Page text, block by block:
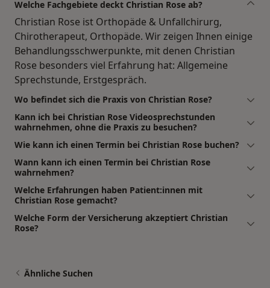
Welche Fachgebiete deckt Christian Rose ab?
Christian Rose ist Orthopäde & Unfallchirurg,
Chirotherapeut, Orthopäde. Wir zeigen Ihnen einige
Behandlungsschwerpunkte, mit denen Christian
Rose besonders viel Erfahrung hat: Allgemeine
Sprechstunde, Erstgespräch.
Wo befindet sich die Praxis von Christian Rose?
Kann ich bei Christian Rose Videosprechstunden
wahrnehmen, ohne die Praxis zu besuchen?
Wie kann ich einen Termin bei Christian Rose buchen?
Wann kann ich einen Termin bei Christian Rose
wahrnehmen?
Welche Erfahrungen haben Patient:innen mit
Christian Rose gemacht?
Welche Form der Versicherung akzeptiert Christian
Rose?
Ähnliche Suchen